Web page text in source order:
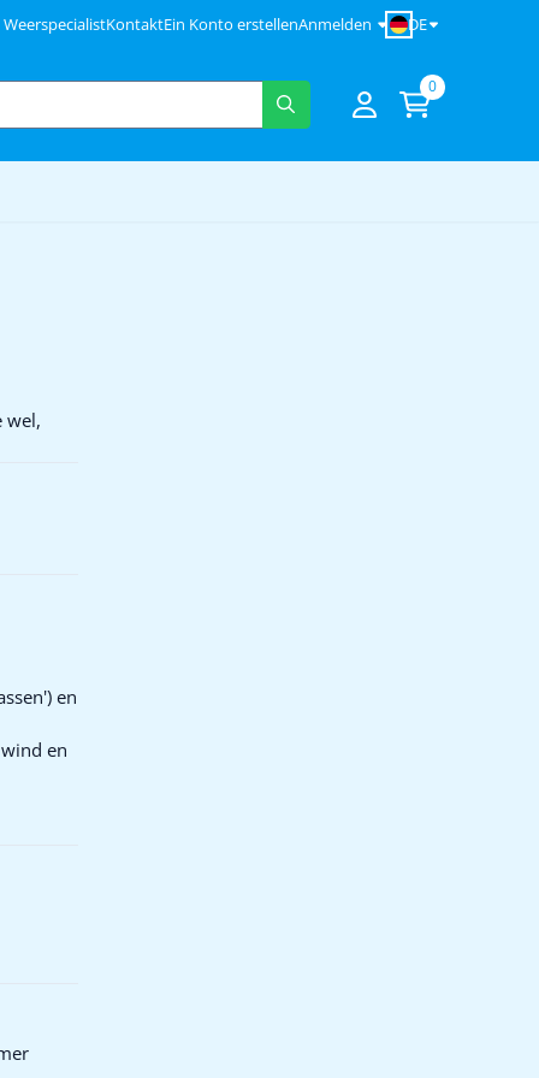
KontaktEin Konto erstellenAnmelden DE
0
wel,
en
en